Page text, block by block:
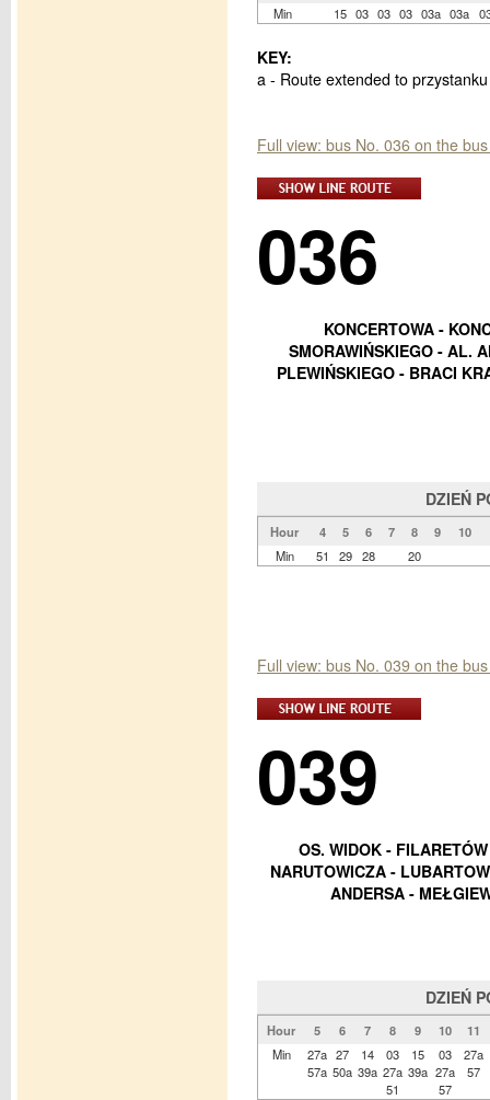
Min
15 03 03 03 03a 03a
KEY:
a - Route extended to
Full view: bus No. 036 on the
036
KONCERTOWA -
SMORAWIŃSKIEGO - AL.
PLEWIŃSKIEGO - BRACI
DZIEŃ
Hour 4 5 6 7 8 9 10
Min
51 29 28 20
Full view: bus No. 039 on the
039
OS. WIDOK -
NARUTOWICZA -
ANDERSA -
DZIEŃ
Hour 5 6 7 8 9 10
11
Min
27a
57a
27
50a
14
39a
03
27a
51
15
39a
03
27a
57
27a
57